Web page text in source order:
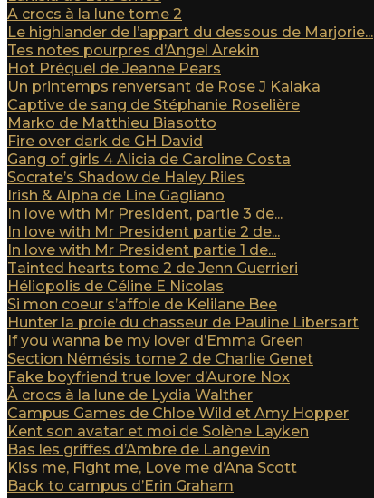
A crocs à la lune tome 2
Le highlander de l’appart du dessous de Marjorie...
Tes notes pourpres d’Angel Arekin
Hot Préquel de Jeanne Pears
Un printemps renversant de Rose J Kalaka
Captive de sang de Stéphanie Roselière
Marko de Matthieu Biasotto
Fire over dark de GH David
Gang of girls 4 Alicia de Caroline Costa
Socrate’s Shadow de Haley Riles
Irish & Alpha de Line Gagliano
In love with Mr President, partie 3 de...
In love with Mr President partie 2 de...
In love with Mr President partie 1 de...
Tainted hearts tome 2 de Jenn Guerrieri
Héliopolis de Céline E Nicolas
Si mon coeur s’affole de Kelilane Bee
Hunter la proie du chasseur de Pauline Libersart
If you wanna be my lover d’Emma Green
Section Némésis tome 2 de Charlie Genet
Fake boyfriend true lover d’Aurore Nox
À crocs à la lune de Lydia Walther
Campus Games de Chloe Wild et Amy Hopper
Kent son avatar et moi de Solène Layken
Bas les griffes d’Ambre de Langevin
Kiss me, Fight me, Love me d’Ana Scott
Back to campus d’Erin Graham